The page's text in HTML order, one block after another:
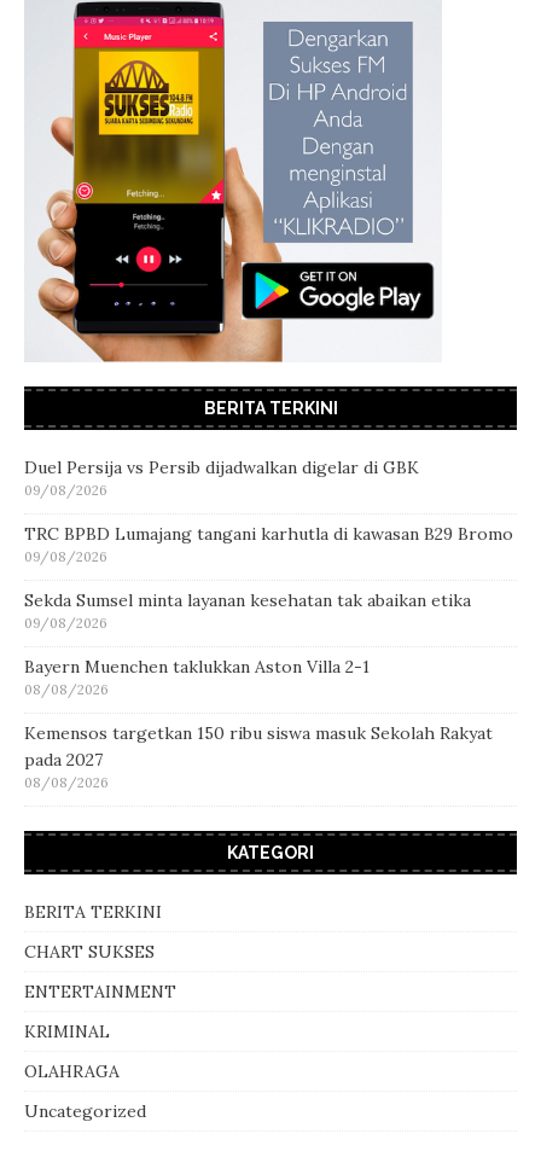
BERITA TERKINI
Duel Persija vs Persib dijadwalkan digelar di GBK
09/08/2026
TRC BPBD Lumajang tangani karhutla di kawasan B29 Bromo
09/08/2026
Sekda Sumsel minta layanan kesehatan tak abaikan etika
09/08/2026
Bayern Muenchen taklukkan Aston Villa 2-1
08/08/2026
Kemensos targetkan 150 ribu siswa masuk Sekolah Rakyat
pada 2027
08/08/2026
KATEGORI
BERITA TERKINI
CHART SUKSES
ENTERTAINMENT
KRIMINAL
OLAHRAGA
Uncategorized